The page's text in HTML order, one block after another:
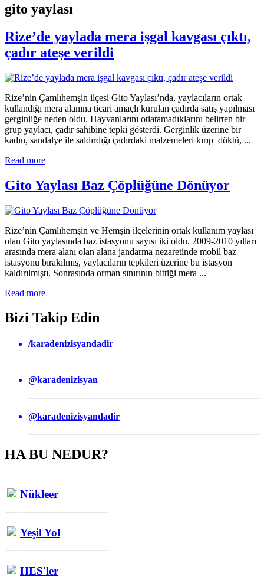
gito yaylası
Rize’de yaylada mera işgal kavgası çıktı,
çadır ateşe verildi
Rize’nin Çamlıhemşin ilçesi Gito Yaylası’nda, yaylacıların ortak
kullandığı mera alanına ticari amaçlı kurulan çadırda satış yapılması
gerginliğe neden oldu. Hayvanlarını otlatamadıklarını belirten bir
grup yaylacı, çadır sahibine tepki gösterdi. Gerginlik üzerine bir
kadın, sandalye ile saldırdığı çadırdaki malzemeleri kırıp döktü, ...
Read more
Gito Yaylası Baz Çöplüğüne Dönüyor
Rize’nin Çamlıhemşin ve Hemşin ilçelerinin ortak kullanım yaylası
olan Gito yaylasında baz istasyonu sayısı iki oldu. 2009-2010 yılları
arasında mera alanı olan alana jandarma nezaretinde mobil baz
istasyonu bırakılmış, yaylacıların tepkileri üzerine bu istasyon
kaldırılmıştı. Sonrasında orman sınırının bittiği mera ...
Read more
Bizi Takip Edin
/karadenizisyandadir
@karadenizisyan
@karadenizisyandadir
HA BU NEDUR?
Nükleer
Yeşil Yol
HES'ler